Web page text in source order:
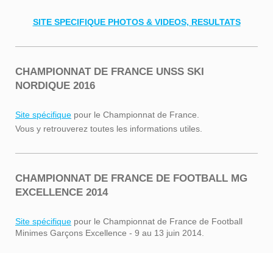
SITE SPECIFIQUE PHOTOS & VIDEOS, RESULTATS
CHAMPIONNAT DE FRANCE UNSS SKI
NORDIQUE 2016
Site spécifique pour le Championnat de France.
Vous y retrouverez toutes les informations utiles.
CHAMPIONNAT DE FRANCE DE FOOTBALL MG
EXCELLENCE 2014
Site spécifique pour le Championnat de France de Football
Minimes Garçons Excellence - 9 au 13 juin 2014.